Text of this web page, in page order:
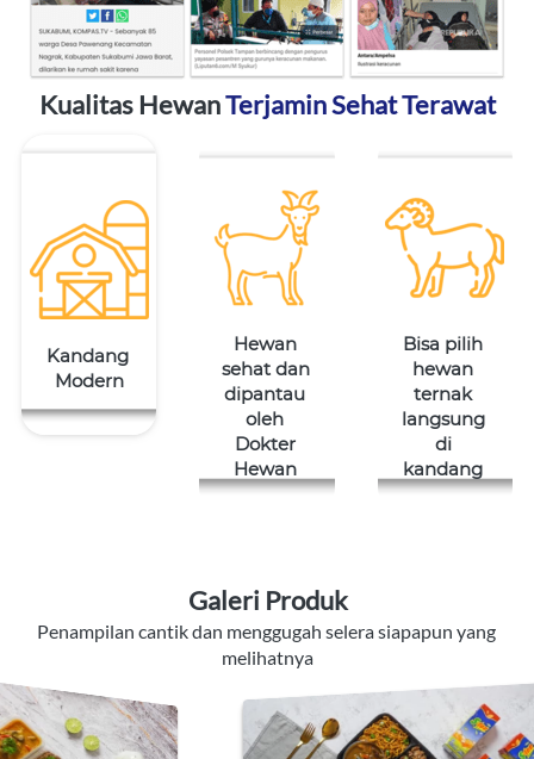
Kualitas Hewan Terjamin Sehat Terawat
Kandang
Modern
Hewan
sehat dan
dipantau
oleh
Dokter
Hewan
Bisa pilih
hewan
ternak
langsung
di
kandang
Galeri Produk
Penampilan cantik dan menggugah selera siapapun yang
melihatnya